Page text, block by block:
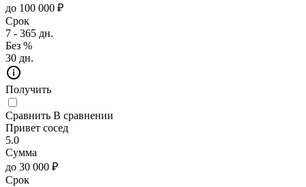
до 100 000 ₽
Срок
7 - 365 дн.
Без %
30 дн.
Получить
Сравнить В сравнении
Привет сосед
5.0
Сумма
до 30 000 ₽
Срок